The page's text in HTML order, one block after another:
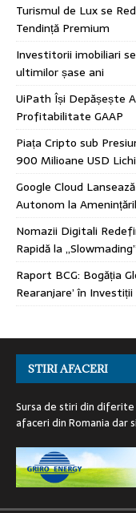
Turismul de Lux se
Tendință Premium
Investitorii imobiliari
ultimilor șase ani
UiPath Își Depășește
Profitabilitate GAAP
Piața Cripto sub
900 Milioane USD
Google Cloud
Autonom la
Nomazii Digitali
Rapidă la
Raport BCG: Bogăția
Rearanjare’ în Investiții
STIRI AFACERI
Sursa de stiri din
afaceri din Romania dar